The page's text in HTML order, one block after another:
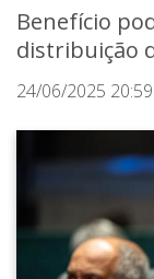
Benefício
distribuição
24/06/2025 20:59